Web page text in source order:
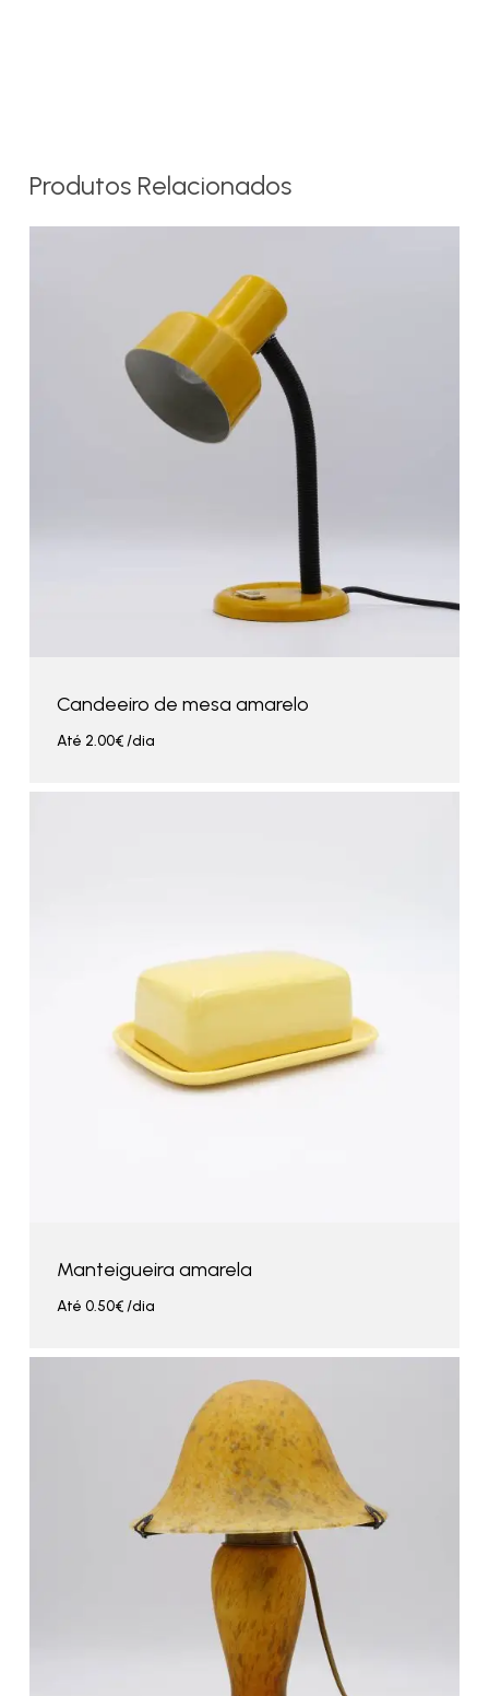
Produtos Relacionados
Candeeiro de mesa amarelo
Até 2.00€/dia
Manteigueira amarela
Até 0.50€/dia